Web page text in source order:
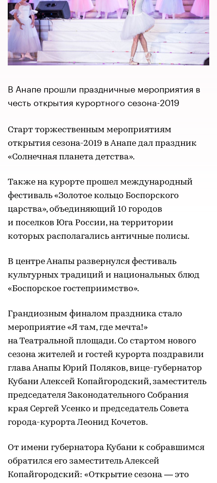
В Анапе прошли праздничные мероприятия в
честь открытия курортного сезона-2019
Старт торжественным мероприятиям
открытия сезона-2019 в Анапе дал праздник
«Солнечная планета детства».
Также на курорте прошел международный
фестиваль «Золотое кольцо Боспорского
царства», объединяющий 10 городов
и поселков Юга России, на территории
которых располагались античные полисы.
В центре Анапы развернулся фестиваль
культурных традиций и национальных блюд
«Боспорское гостеприимство».
Грандиозным финалом праздника стало
мероприятие «Я там, где мечта!»
на Театральной площади. Со стартом нового
сезона жителей и гостей курорта поздравили
глава Анапы Юрий Поляков, вице-губернатор
Кубани Алексей Копайгородский, заместитель
председателя Законодательного Собрания
края Сергей Усенко и председатель Совета
города-курорта Леонид Кочетов.
От имени губернатора Кубани к собравшимся
обратился его заместитель Алексей
Копайгородский: «Открытие сезона — это